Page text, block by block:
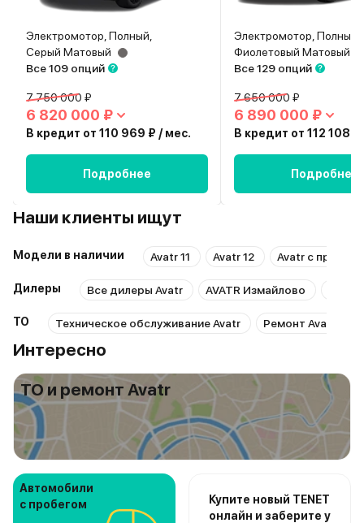
Электромотор, Полный,
Серый Матовый
Все 109 опций
7 750 000 ₽
6 820 000 ₽
В кредит от 110 969 ₽ / мес.
Подробнее
Электромотор, Полный,
Фиолетовый Матовый
Все 129 опций
7 650 000 ₽
6 890 000 ₽
В кредит от 112 108
Подробнее
Наши клиенты ищут
Модели в наличии Avatr 11 Avatr 12 Avatr с
Дилеры Все дилеры Avatr AVATR Измайлово
ТО Техническое обслуживание Avatr Ремонт Avatr
Интересно
ТО и ремонт Avatr
Автомобили
с пробегом
Купите новый TENET
онлайн и заберите у